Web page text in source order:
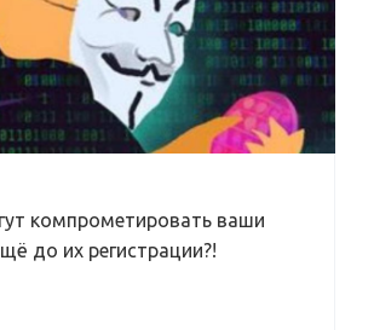
компрометировать ваши
до их регистрации?!